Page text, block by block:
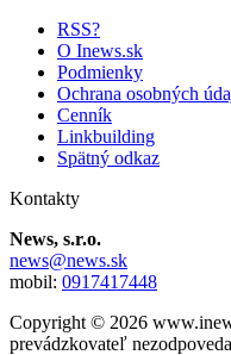
RSS?
O Inews.sk
Podmienky
Ochrana osobných
Cenník
Linkbuilding
Spätný odkaz
Kontakty
News, s.r.o.
news@news.sk
mobil: 0917417448
Copyright © 2026
prevádzkovateľ